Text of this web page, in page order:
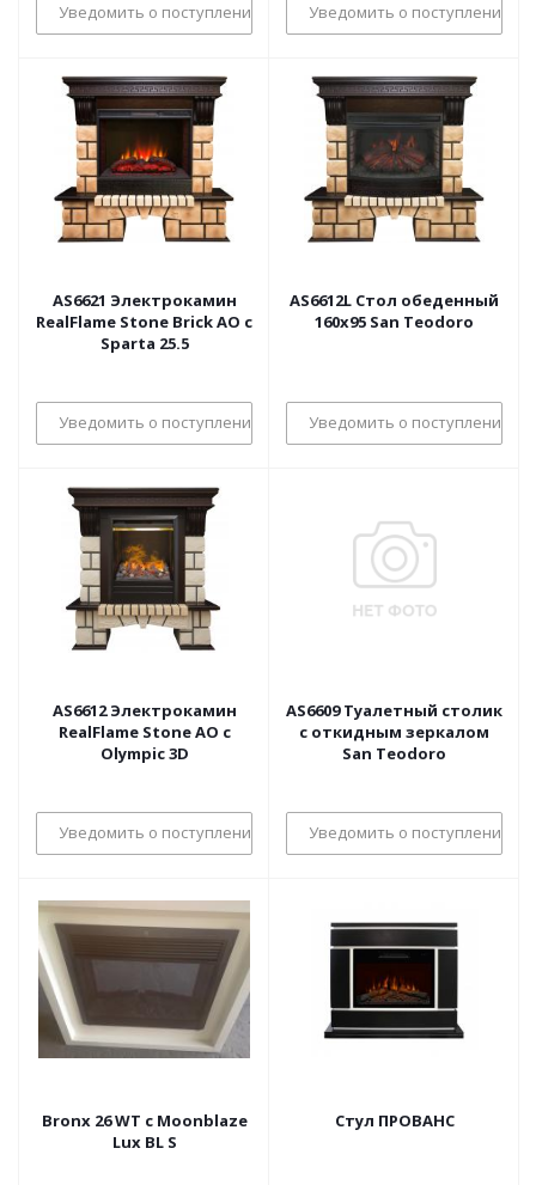
Уведомить о поступлении Уведомить о поступлении
AS6621 Электрокамин
RealFlame Stone Brick AO с
Sparta 25.5
Уведомить о поступлении
AS6612L Стол обеденный
160х95 San Teodoro
Уведомить о поступлении
AS6612 Электрокамин
RealFlame Stone AO с
Olympic 3D
Уведомить о поступлении
AS6609 Туалетный столик
с откидным зеркалом
San Teodoro
Уведомить о поступлении
Bronx 26 WT с Moonblaze
Lux BL S
Стул ПРОВАНС